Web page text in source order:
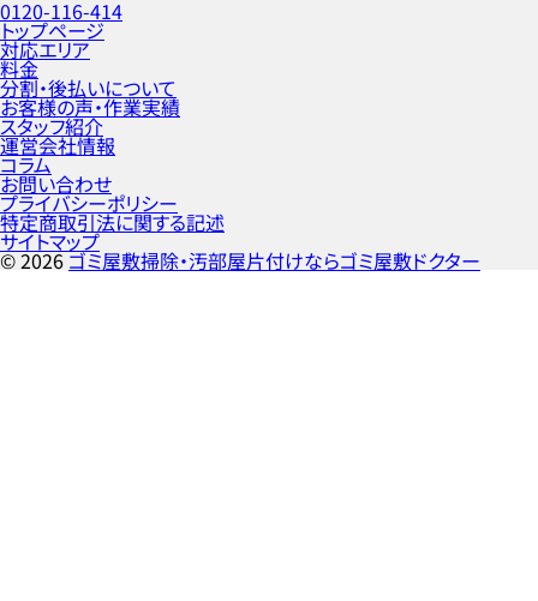
0120-116-414
トップページ
対応エリア
料金
分割・後払いについて
お客様の声・作業実績
スタッフ紹介
運営会社情報
コラム
お問い合わせ
プライバシーポリシー
特定商取引法に関する記述
サイトマップ
©2026ゴミ屋敷掃除・汚部屋片付けならゴミ屋敷ドクター